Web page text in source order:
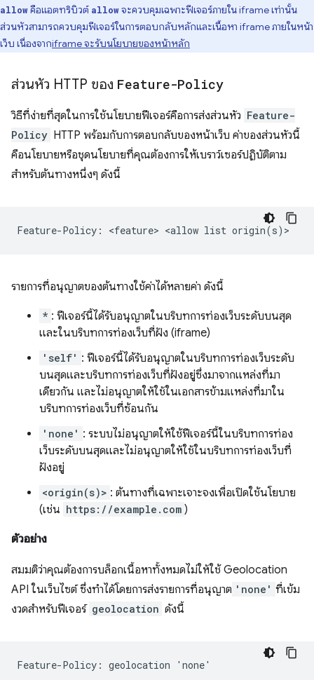
allowคือแอตทริบิวต์ allowจะควบคุมเฉพาะฟีเจอร์ภายใน iframe เท่านั้น
ส่วนหัวสามารถควบคุมฟีเจอร์ในการตอบกลับหลักและเนื้อหา iframe ภายในหน้า
เว็บ เนื่องจากiframe จะรับนโยบายของหน้าหลัก
ส่วนหัว HTTP ของ Feature-Policy
วิธีที่ง่ายที่สุดในการใช้นโยบายฟีเจอร์คือการส่งส่วนหัว Feature-
Policy HTTP พร้อมกับการตอบกลับของหน้าเว็บ ค่าของส่วนหัวนี้
คือนโยบายหรือชุดนโยบายที่คุณต้องการให้เบราว์เซอร์ปฏิบัติตาม
สำหรับต้นทางหนึ่งๆ ดังนี้
รายการที่อนุญาตของต้นทางใช้ค่าได้หลายค่า ดังนี้
* : ฟีเจอร์นี้ได้รับอนุญาตในบริบทการท่องเว็บระดับบนสุด
และในบริบทการท่องเว็บที่ฝัง (iframe)
'self' : ฟีเจอร์นี้ได้รับอนุญาตในบริบทการท่องเว็บระดับ
บนสุดและบริบทการท่องเว็บที่ฝังอยู่ซึ่งมาจากแหล่งที่มา
เดียวกัน และไม่อนุญาตให้ใช้ในเอกสารข้ามแหล่งที่มาใน
บริบทการท่องเว็บที่ซ้อนกัน
'none' : ระบบไม่อนุญาตให้ใช้ฟีเจอร์นี้ในบริบทการท่อง
เว็บระดับบนสุดและไม่อนุญาตให้ใช้ในบริบทการท่องเว็บที่
ฝังอยู่
<origin(s)> : ต้นทางที่เฉพาะเจาะจงเพื่อเปิดใช้นโยบาย
(เช่น https://example.com )
ตัวอย่าง
สมมติว่าคุณต้องการบล็อกเนื้อหาทั้งหมดไม่ให้ใช้ Geolocation
API ในเว็บไซต์ ซึ่งทำได้โดยการส่งรายการที่อนุญาต 'none' ที่เข้ม
งวดสำหรับฟีเจอร์ geolocation ดังนี้